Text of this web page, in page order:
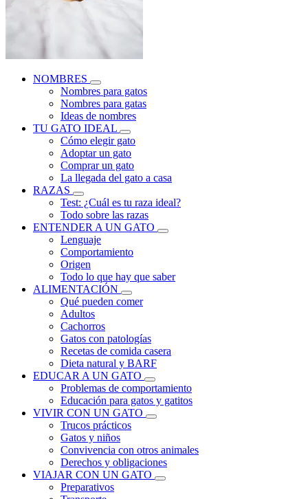
NOMBRES
Nombres para gatos
Nombres para gatas
Ideas de nombres
TU GATO IDEAL
Cómo elegir gato
Adoptar un gato
Comprar un gato
La llegada del gato a casa
RAZAS
Test: ¿Cuál es tu raza ideal?
Todo sobre las razas
ENTENDER A UN GATO
Lenguaje
Comportamiento
Origen
Todo lo que hay que saber
ALIMENTACIÓN
Qué pueden comer
Adultos
Cachorros
Gatos con patologías
Recetas de comida casera
Dieta natural y BARF
EDUCAR A UN GATO
Problemas de comportamiento
Educación para gatos y gatitos
VIVIR CON UN GATO
Trucos prácticos
Gatos y niños
Convivencia con otros animales
Derechos y obligaciones
VIAJAR CON UN GATO
Preparativos